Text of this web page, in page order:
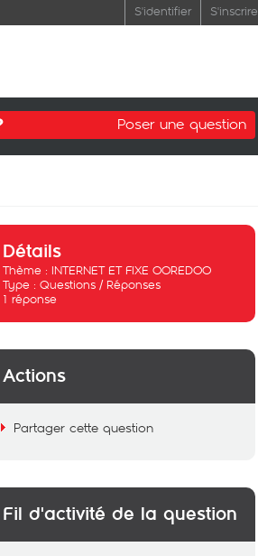
S'identifier S'inscrire
Poser une question
Détails
Thème : INTERNET ET FIXE OOREDOO
Type : Questions / Réponses
1 réponse
Actions
Partager cette question
Fil d'activité de la question